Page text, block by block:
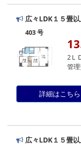
広々LDK１５畳
403 号
2Ｌ
管
詳細はこちら
広々LDK１５畳